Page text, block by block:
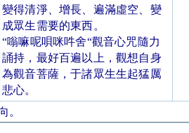
變得清淨、增長、遍滿虛空、變
成眾生需要的東西。
“嗡嘛呢唄咪吽舍“觀音心咒隨力
誦持，最好百遍以上，觀想自身
為觀音菩薩，于諸眾生生起猛厲
悲心。
。